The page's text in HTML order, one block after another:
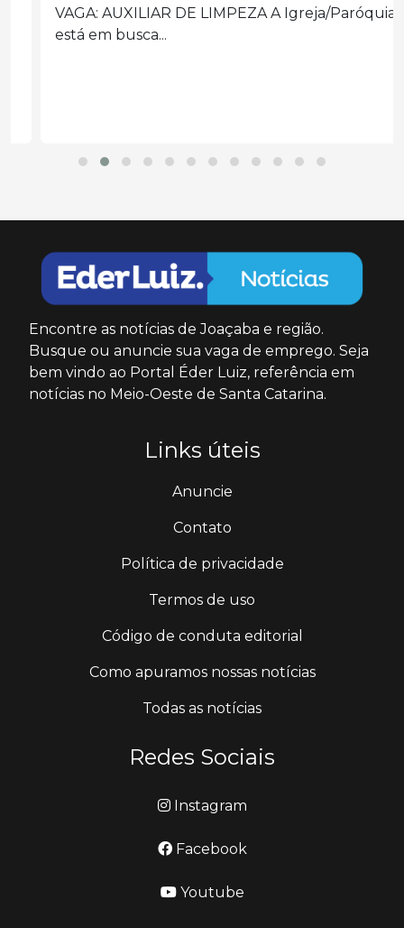
VAGA: AUXILIAR DE LIMPEZA A Igreja/Paróquia
está em busca...
Encontre as notícias de Joaçaba e região.
Busque ou anuncie sua vaga de emprego. Seja
bem vindo ao Portal Éder Luiz, referência em
notícias no Meio-Oeste de Santa Catarina.
Links úteis
Anuncie
Contato
Política de privacidade
Termos de uso
Código de conduta editorial
Como apuramos nossas notícias
Todas as notícias
Redes Sociais
Instagram
Facebook
Youtube